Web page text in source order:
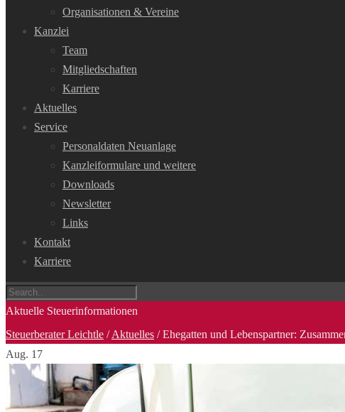
Organisationen & Vereine
Kanzlei
Team
Mitgliedschaften
Karriere
Aktuelles
Service
Personaldaten Neuanlage
Kanzleiformulare und weitere
Downloads
Newsletter
Links
Kontakt
Karriere
Aktuelle Steuerinformationen
Steuerberater Leichtle /Aktuelles /Ehegatten und Lebenspartner:
Aug. 17